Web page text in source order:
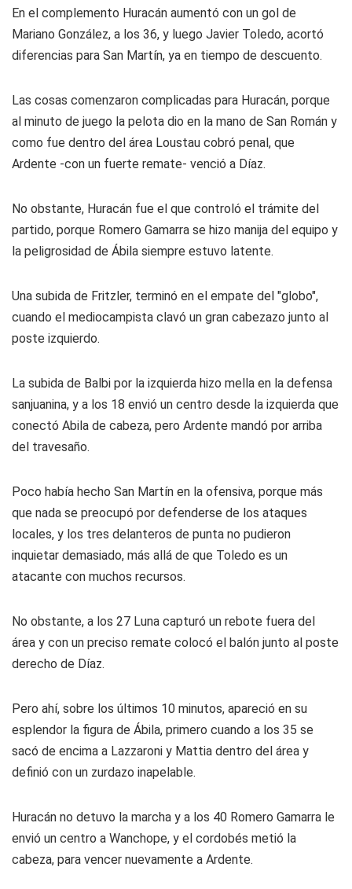
En el complemento Huracán aumentó con un gol de
Mariano González, a los 36, y luego Javier Toledo, acortó
diferencias para San Martín, ya en tiempo de descuento.
Las cosas comenzaron complicadas para Huracán, porque
al minuto de juego la pelota dio en la mano de San Román y
como fue dentro del área Loustau cobró penal, que
Ardente -con un fuerte remate- venció a Díaz.
No obstante, Huracán fue el que controló el trámite del
partido, porque Romero Gamarra se hizo manija del equipo y
la peligrosidad de Ábila siempre estuvo latente.
Una subida de Fritzler, terminó en el empate del "globo",
cuando el mediocampista clavó un gran cabezazo junto al
poste izquierdo.
La subida de Balbi por la izquierda hizo mella en la defensa
sanjuanina, y a los 18 envió un centro desde la izquierda que
conectó Abila de cabeza, pero Ardente mandó por arriba
del travesaño.
Poco había hecho San Martín en la ofensiva, porque más
que nada se preocupó por defenderse de los ataques
locales, y los tres delanteros de punta no pudieron
inquietar demasiado, más allá de que Toledo es un
atacante con muchos recursos.
No obstante, a los 27 Luna capturó un rebote fuera del
área y con un preciso remate colocó el balón junto al poste
derecho de Díaz.
Pero ahí, sobre los últimos 10 minutos, apareció en su
esplendor la figura de Ábila, primero cuando a los 35 se
sacó de encima a Lazzaroni y Mattia dentro del área y
definió con un zurdazo inapelable.
Huracán no detuvo la marcha y a los 40 Romero Gamarra le
envió un centro a Wanchope, y el cordobés metió la
cabeza, para vencer nuevamente a Ardente.